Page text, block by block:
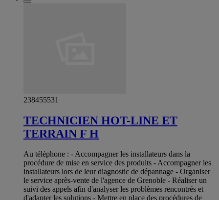
238455531
TECHNICIEN HOT-LINE ET
TERRAIN F H
Au téléphone : - Accompagner les installateurs dans la
procédure de mise en service des produits - Accompagner les
installateurs lors de leur diagnostic de dépannage - Organiser
le service après-vente de l'agence de Grenoble - Réaliser un
suivi des appels afin d'analyser les problèmes rencontrés et
d'adapter les solutions - Mettre en place des procédures de